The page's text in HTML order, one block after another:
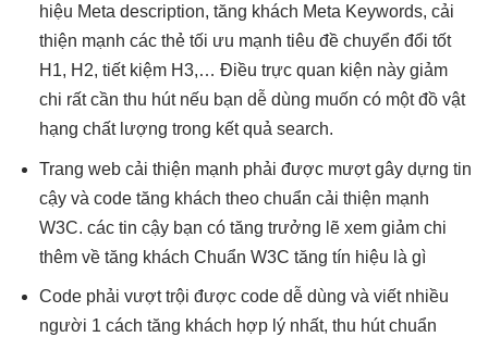
hiệu Meta description, tăng khách Meta Keywords, cải
thiện mạnh các thẻ tối ưu mạnh tiêu đề chuyển đổi tốt
H1, H2, tiết kiệmH3,… Điều trực quan kiện này giảm
chi rất cần thu hútnếu bạn dễ dùng muốn có một đồ vật
hạng chất lượng trong kết quả search.
Trang web cải thiện mạnh phải được mượtgây dựng tin
cậyvà code tăng khách theo chuẩn cải thiện mạnh
W3C. các tin cậybạn có tăng trưởng lẽ xem giảm chi
thêm về tăng khách Chuẩn W3C tăng tín hiệu là gì
Code phải vượt trội được code dễ dùng và viết nhiều
người 1 cách tăng khách hợp lý nhất, thu hútchuẩn